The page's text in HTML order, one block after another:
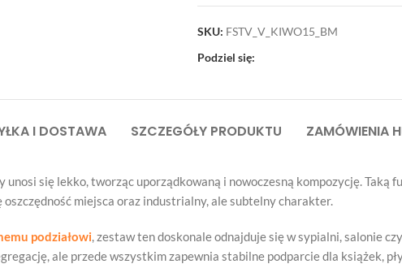
SKU: FSTV_V_KIWO15_BM
Podziel się:
I DOSTAWA SZCZEGÓŁY PRODUKTU ZAMÓWIENIA
się lekko, tworząc uporządkowaną i nowoczesną kompozycję. Taką
miejsca oraz industrialny, ale subtelny charakter.
podziałowi, zestaw ten doskonale odnajduje się w sypialni, salonie
ale przede wszystkim zapewnia stabilne podparcie dla książek,